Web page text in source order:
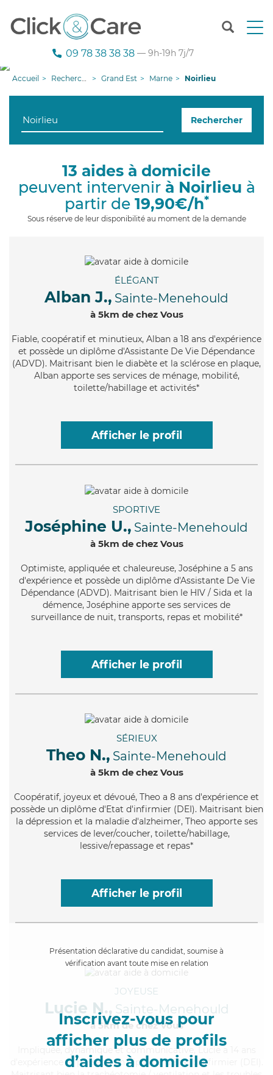
T
n
g
09 78 38 38 38 — 9h-19h 7j/7
Accueil Recherche aide à domicile Grand Est Marne Noirlieu
Rechercher
13 aides à domicile
peuvent intervenir à Noirlieu à
partir de 19,90€/h*
Sous réserve de leur disponibilité au moment de la demande
ÉLÉGANT
Alban J., Sainte-Menehould
à 5km de chez Vous
Fiable, coopératif et minutieux, Alban a 18 ans d'expérience
et possède un diplôme d'Assistante De Vie Dépendance
(ADVD). Maitrisant bien le diabète et la sclérose en plaque,
Alban apporte ses services de ménage, mobilité,
toilette/habillage et activités*
Afficher le profil
SPORTIVE
Joséphine U., Sainte-Menehould
à 5km de chez Vous
Optimiste, appliquée et chaleureuse, Joséphine a 5 ans
d'expérience et possède un diplôme d'Assistante De Vie
Dépendance (ADVD). Maitrisant bien le HIV / Sida et la
démence, Joséphine apporte ses services de
surveillance de nuit, transports, repas et mobilité*
Afficher le profil
SÉRIEUX
Theo N., Sainte-Menehould
à 5km de chez Vous
Coopératif, joyeux et dévoué, Theo a 8 ans d'expérience et
possède un diplôme d'Etat d'infirmier (DEI). Maitrisant bien
la dépression et la maladie d'alzheimer, Theo apporte ses
services de lever/coucher, toilette/habillage,
lessive/repassage et repas*
Afficher le profil
Présentation déclarative du candidat, soumise à
vérification avant toute mise en relation
Inscrivez-vous pour
afficher plus de profils
d’aides à domicile
JOYEUSE
Lucie N., Sainte-Menehould
à 5km de chez Vous
, dynamique et communicative, Lucie a 14 ans
d'expérience et possède un diplôme d'Etat d'infirmier (DEI).